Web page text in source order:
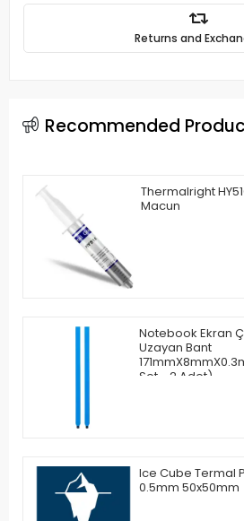
Returns and
Recommended
Thermalright
Macun
Notebook Ekran
Uzayan Bant
Set - 2 Adet)
Ice Cube Termal
0.5mm 50x50mm